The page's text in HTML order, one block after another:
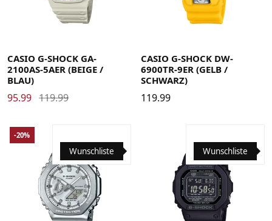
CASIO G-SHOCK GA-
2100AS-5AER (BEIGE /
BLAU)
95.99 119.99
CASIO G-SHOCK DW-
6900TR-9ER (GELB /
SCHWARZ)
119.99
Wunschliste
-20%
Wunschliste